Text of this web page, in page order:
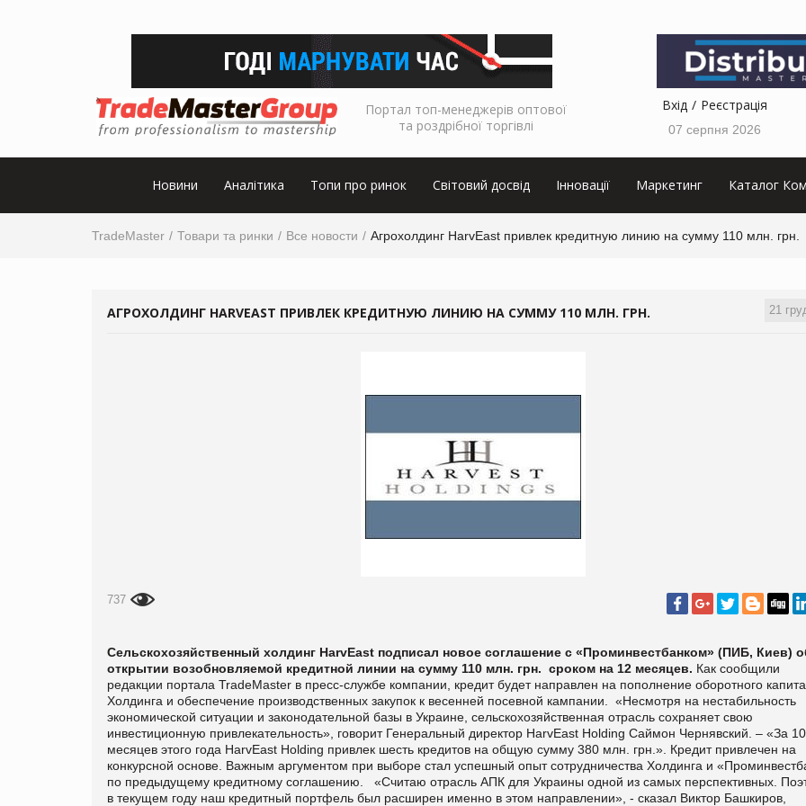
Портал топ-менеджерів оптової
та роздрібної торгівлі
Вхід Реєстрація
07 серпня 2026
Новини Аналітика Топи про ринок Світовий досвід Інновації Маркетинг Каталог
TradeMaster Товари та ринки Все новости Агрохолдинг HarvEast привлек кредитную линию на сумму 110 млн. грн.
21
АГРОХОЛДИНГ HARVEAST ПРИВЛЕК КРЕДИТНУЮ ЛИНИЮ НА СУММУ 110 МЛН. ГРН.
737
Сельскохозяйственный холдинг HarvEast подписал новое соглашение с «Проминвестбанком» (ПИБ, Киев)
открытии возобновляемой кредитной линии на сумму 110 млн. грн. сроком на 12 месяцев. Как сообщили
редакции портала TradeMaster в пресс-службе компании, кредит будет направлен на пополнение оборотного
Холдинга и обеспечение производственных закупок к весенней посевной кампании.
«Несмотря на нестабильность
экономической ситуации и законодательной базы в Украине, сельскохозяйственная отрасль сохраняет свою
инвестиционную привлекательность», говорит Генеральный директор HarvEast Holding Саймон Чернявский. – «За 10
месяцев этого года HarvEast Holding привлек шесть кредитов на общую сумму 380 млн. грн.». Кредит привлечен на
конкурсной основе. Важным аргументом при выборе стал успешный опыт сотрудничества Холдинга и
по предыдущему кредитному соглашению.
«Считаю отрасль АПК для Украины одной из самых перспективных.
в текущем году наш кредитный портфель был расширен именно в этом направлении», - сказал Виктор Башкиров,